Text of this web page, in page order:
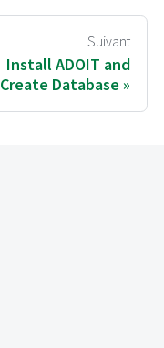
Suivant
Install ADOIT and
Create Database